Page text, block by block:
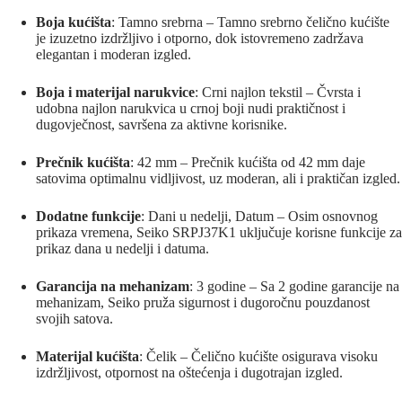
Boja kućišta: Tamno srebrna – Tamno srebrno čelično kućište
je izuzetno izdržljivo i otporno, dok istovremeno zadržava
elegantan i moderan izgled.
Boja i materijal narukvice: Crni najlon tekstil – Čvrsta i
udobna najlon narukvica u crnoj boji nudi praktičnost i
dugovječnost, savršena za aktivne korisnike.
Prečnik kućišta: 42 mm – Prečnik kućišta od 42 mm daje
satovima optimalnu vidljivost, uz moderan, ali i praktičan izgled.
Dodatne funkcije: Dani u nedelji, Datum – Osim osnovnog
prikaza vremena, Seiko SRPJ37K1 uključuje korisne funkcije za
prikaz dana u nedelji i datuma.
Garancija na mehanizam: 3 godine – Sa 2 godine garancije na
mehanizam, Seiko pruža sigurnost i dugoročnu pouzdanost
svojih satova.
Materijal kućišta: Čelik – Čelično kućište osigurava visoku
izdržljivost, otpornost na oštećenja i dugotrajan izgled.